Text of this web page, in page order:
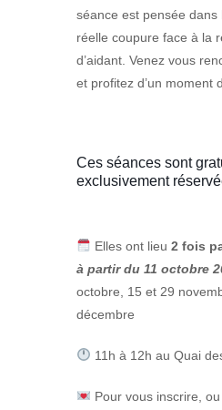
séance est pensée dans
réelle coupure face à la
d’aidant. Venez vous
et profitez d’un moment
Ces séances sont
exclusivement
Elles ont lieu 2 fois
à partir du 11 octobre
octobre, 15 et 29
décembre
11h à 12h au Quai
Pour vous inscrire,